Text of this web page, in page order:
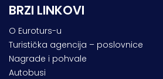
BRZI LINKOVI
O Euroturs-u
Turistička agencija – poslovnice
Nagrade i pohvale
Autobusi